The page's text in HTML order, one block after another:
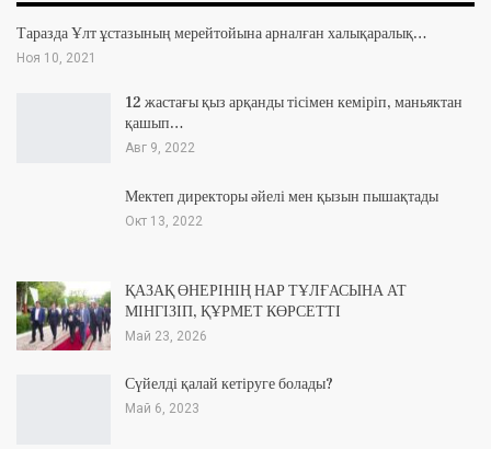
Таразда Ұлт ұстазының мерейтойына арналған халықаралық…
Ноя 10, 2021
12 жастағы қыз арқанды тісімен кеміріп, маньяктан
қашып…
Авг 9, 2022
Мектеп директоры әйелі мен қызын пышақтады
Окт 13, 2022
ҚАЗАҚ ӨНЕРІНІҢ НАР ТҰЛҒАСЫНА АТ
МІНГІЗІП, ҚҰРМЕТ КӨРСЕТТІ
Май 23, 2026
Сүйелді қалай кетіруге болады?
Май 6, 2023